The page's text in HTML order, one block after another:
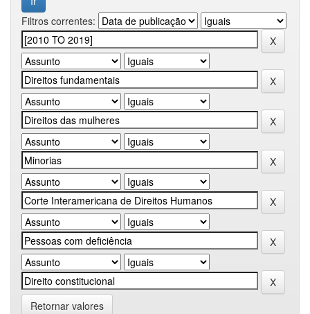
Filtros correntes:
Retornar valores